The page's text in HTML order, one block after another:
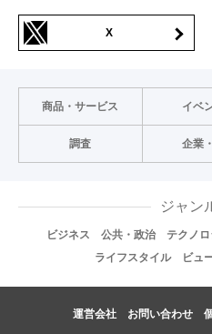
X
商品・サービス イベ
調査 企業
ジャン
ビジネス 公共・政治 テクノ
ライフスタイル
ビュ
運営会社 お問い合わせ